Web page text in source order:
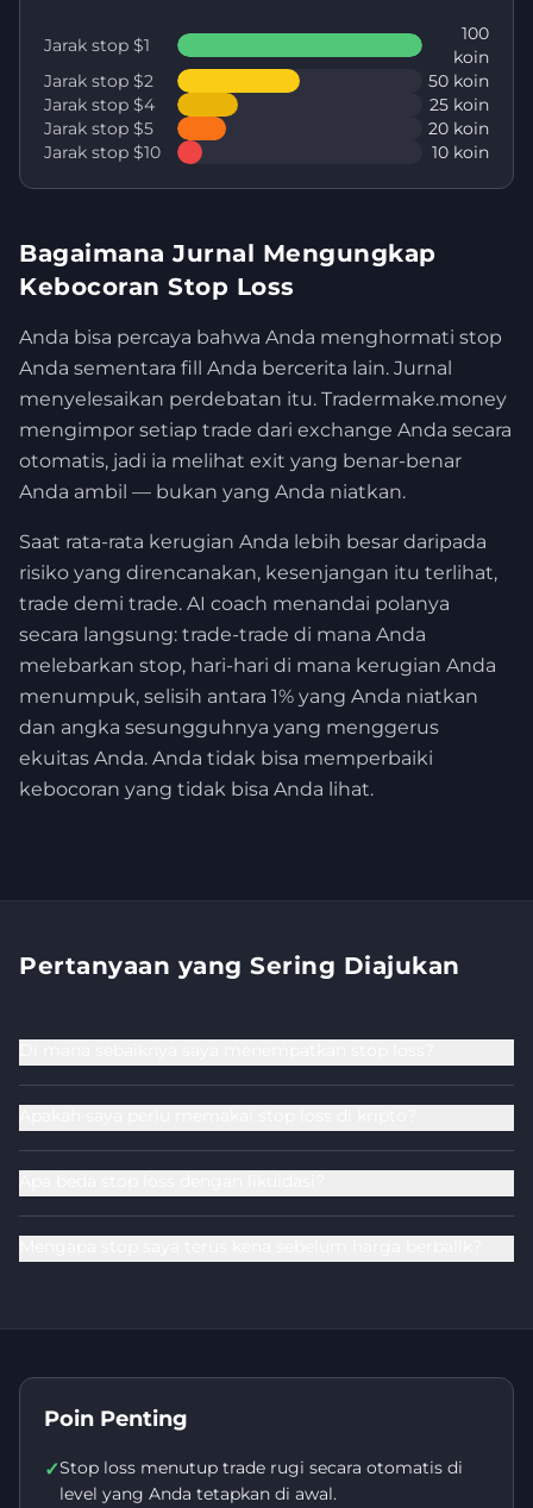
Jarak stop $1
100
koin
Jarak stop $2
50 koin
Jarak stop $4
25 koin
Jarak stop $5
20 koin
Jarak stop $10
10 koin
Bagaimana Jurnal Mengungkap
Kebocoran Stop Loss
Anda bisa percaya bahwa Anda menghormati stop
Anda sementara fill Anda bercerita lain. Jurnal
menyelesaikan perdebatan itu. Tradermake.money
mengimpor setiap trade dari exchange Anda secara
otomatis, jadi ia melihat exit yang benar-benar
Anda ambil — bukan yang Anda niatkan.
Saat rata-rata kerugian Anda lebih besar daripada
risiko yang direncanakan, kesenjangan itu terlihat,
trade demi trade. AI coach menandai polanya
secara langsung: trade-trade di mana Anda
melebarkan stop, hari-hari di mana kerugian Anda
menumpuk, selisih antara 1% yang Anda niatkan
dan angka sesungguhnya yang menggerus
ekuitas Anda. Anda tidak bisa memperbaiki
kebocoran yang tidak bisa Anda lihat.
Pertanyaan yang Sering Diajukan
Poin Penting
✓Stop loss menutup trade rugi secara otomatis di
level yang Anda tetapkan di awal.